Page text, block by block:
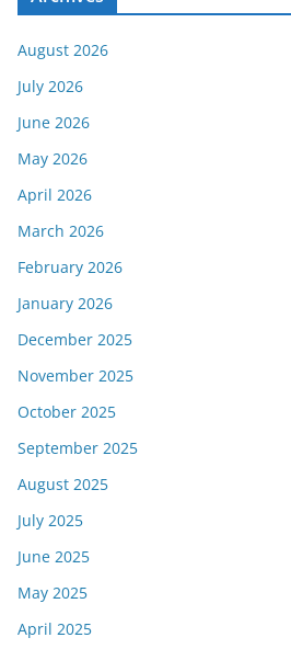
August 2026
July 2026
June 2026
May 2026
April 2026
March 2026
February 2026
January 2026
December 2025
November 2025
October 2025
September 2025
August 2025
July 2025
June 2025
May 2025
April 2025